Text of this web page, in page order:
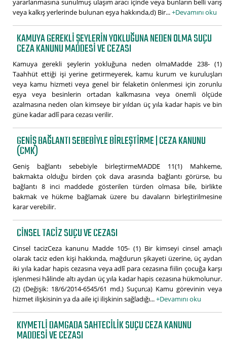
veya kalkış yerlerinde bulunan eşya hakkında,d) Bir...+Devamını oku
KAMUYA GEREKLI ŞEYLERIN YOKLUĞUNA NEDEN OLMA SUÇU
CEZA KANUNU MADDESI VE CEZASI
Kamuya gerekli şeylerin yokluğuna neden olmaMadde 238- (1)
Taahhüt ettiği işi yerine getirmeyerek, kamu kurum ve kuruluşları
veya kamu hizmeti veya genel bir felaketin önlenmesi için zorunlu
eşya veya besinlerin ortadan kalkmasına veya önemli ölçüde
azalmasına neden olan kimseye bir yıldan üç yıla kadar hapis ve bin
güne kadar adlî para cezası verilir.
GENIŞ BAĞLANTI SEBEBIYLE BIRLEŞTIRME | CEZA KANUNU
(CMK)
Geniş bağlantı sebebiyle birleştirmeMADDE 11(1) Mahkeme,
bakmakta olduğu birden çok dava arasında bağlantı görürse, bu
bağlantı 8 inci maddede gösterilen türden olmasa bile, birlikte
bakmak ve hükme bağlamak üzere bu davaların birleştirilmesine
karar verebilir.
CINSEL TACIZ SUÇU VE CEZASI
Cinsel tacizCeza kanunu Madde 105- (1) Bir kimseyi cinsel amaçlı
olarak taciz eden kişi hakkında, mağdurun şikayeti üzerine, üç aydan
iki yıla kadar hapis cezasına veya adlî para cezasına fiilin çocuğa karşı
işlenmesi hâlinde altı aydan üç yıla kadar hapis cezasına hükmolunur.
(2) (Değişik: 18/6/2014-6545/61 md.) Suçun;a) Kamu görevinin veya
hizmet ilişkisinin ya da aile içi ilişkinin sağladığı...+Devamını oku
KIYMETLI DAMGADA SAHTECILIK SUÇU CEZA KANUNU
MADDESI VE CEZASI